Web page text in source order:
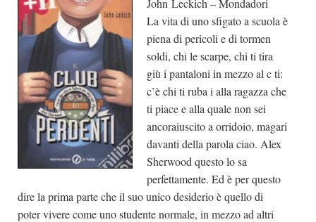
John Leckich – Mondadori
La vita di uno sfigato a scuola è
piena di pericoli e di tormen
soldi, chi le scarpe, chi ti tira
giù i pantaloni in mezzo al c ti:
c’è chi ti ruba i alla ragazza che
ti piace e alla quale non sei
ancoraiuscito a orridoio, magari
davanti della parola ciao. Alex
Sherwood questo lo sa
perfettamente. Ed è per questo
dire la prima parte che il suo unico desiderio è quello di
poter vivere come uno studente normale, in mezzo ad altri